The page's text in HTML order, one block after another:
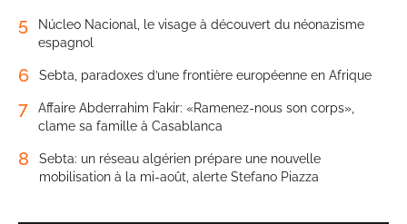
5
Núcleo Nacional, le visage à découvert du néonazisme
espagnol
6 Sebta, paradoxes d’une frontière européenne en Afrique
7
Affaire Abderrahim Fakir: «Ramenez-nous son corps»,
clame sa famille à Casablanca
8
Sebta: un réseau algérien prépare une nouvelle
mobilisation à la mi-août, alerte Stefano Piazza